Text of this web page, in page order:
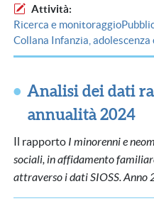
Attività
Ricerca e monitoraggio
Collana Infanzia,
Analisi dei dati
annualità 2024
Il rapporto I minorenni e
sociali, in affidamento
attraverso i dati SIOSS. Anno